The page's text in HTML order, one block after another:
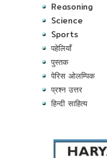
Reasoning
Science
Sports
पहेलियाँ
पुस्तक
पेरिस ओलम्पिक
प्रश्न उत्तर
हिन्दी साहित्य